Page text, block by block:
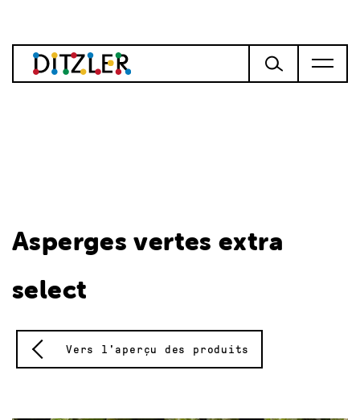
Asperges vertes extra
select
Vers l'aperçu des produits